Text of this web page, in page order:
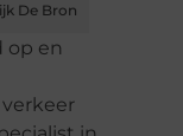
De Bron
op en